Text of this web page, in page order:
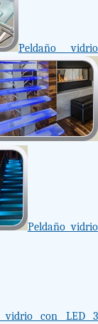
Peldaño vidrio
Peldaño vidrio
vidrio con LED 3